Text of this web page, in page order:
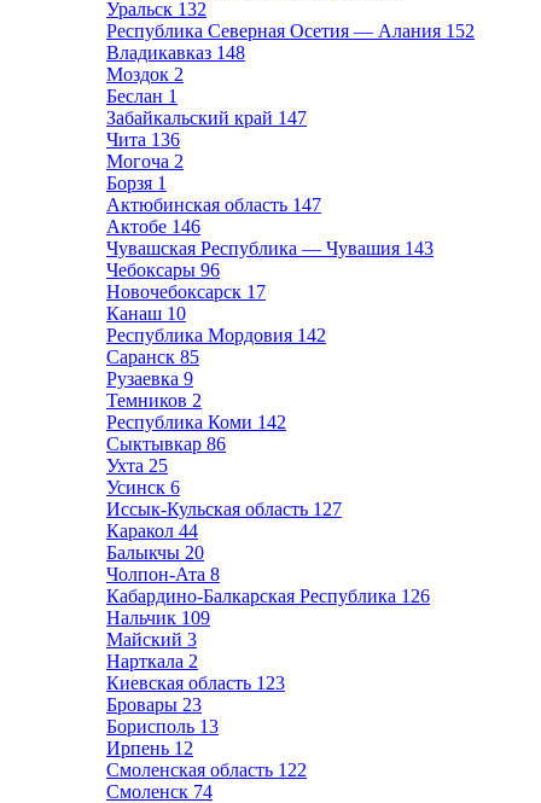
Уральск 132
Республика Северная Осетия — Алания 152
Владикавказ 148
Моздок 2
Беслан 1
Забайкальский край 147
Чита 136
Могоча 2
Борзя 1
Актюбинская область 147
Актобе 146
Чувашская Республика — Чувашия 143
Чебоксары 96
Новочебоксарск 17
Канаш 10
Республика Мордовия 142
Саранск 85
Рузаевка 9
Темников 2
Республика Коми 142
Сыктывкар 86
Ухта 25
Усинск 6
Иссык-Кульская область 127
Каракол 44
Балыкчы 20
Чолпон-Ата 8
Кабардино-Балкарская Республика 126
Нальчик 109
Майский 3
Нарткала 2
Киевская область 123
Бровары 23
Борисполь 13
Ирпень 12
Смоленская область 122
Смоленск 74